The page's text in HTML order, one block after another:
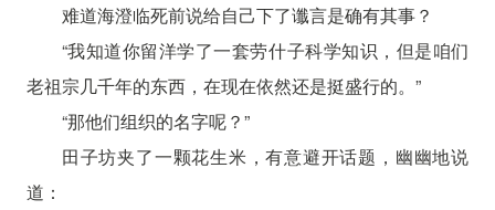
难道海澄临死前说给自己下了谶言是确有其事？
“我知道你留洋学了一套劳什子科学知识，但是咱们
老祖宗几千年的东西，在现在依然还是挺盛行的。”
“那他们组织的名字呢？”
田子坊夹了一颗花生米，有意避开话题，幽幽地说
道：